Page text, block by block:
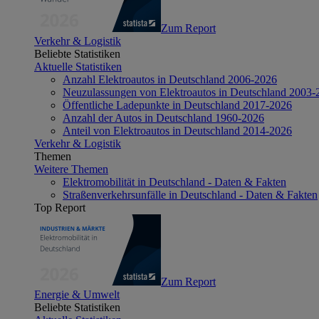
Zum Report
Verkehr & Logistik
Beliebte Statistiken
Aktuelle Statistiken
Anzahl Elektroautos in Deutschland 2006-2026
Neuzulassungen von Elektroautos in Deutschland 2003-
Öffentliche Ladepunkte in Deutschland 2017-2026
Anzahl der Autos in Deutschland 1960-2026
Anteil von Elektroautos in Deutschland 2014-2026
Verkehr & Logistik
Themen
Weitere Themen
Elektromobilität in Deutschland - Daten & Fakten
Straßenverkehrsunfälle in Deutschland - Daten & Fakten
Top Report
Zum Report
Energie & Umwelt
Beliebte Statistiken